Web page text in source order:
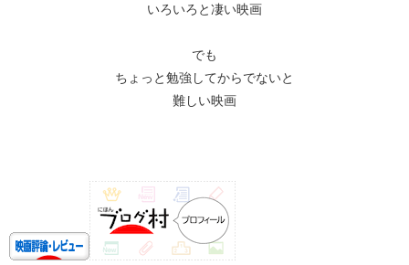
いろいろと凄い映画
でも
ちょっと勉強してからでないと
難しい映画